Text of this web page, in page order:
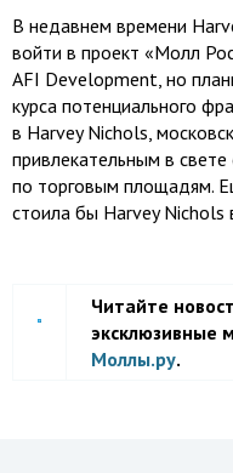
В недавнем времени
войти в проект «Молл
AFI Development, но
курса потенциального
в Harvey Nichols,
привлекательным в
по торговым площадям.
стоила бы Harvey
Читайте
эксклюзивные
Моллы.ру.